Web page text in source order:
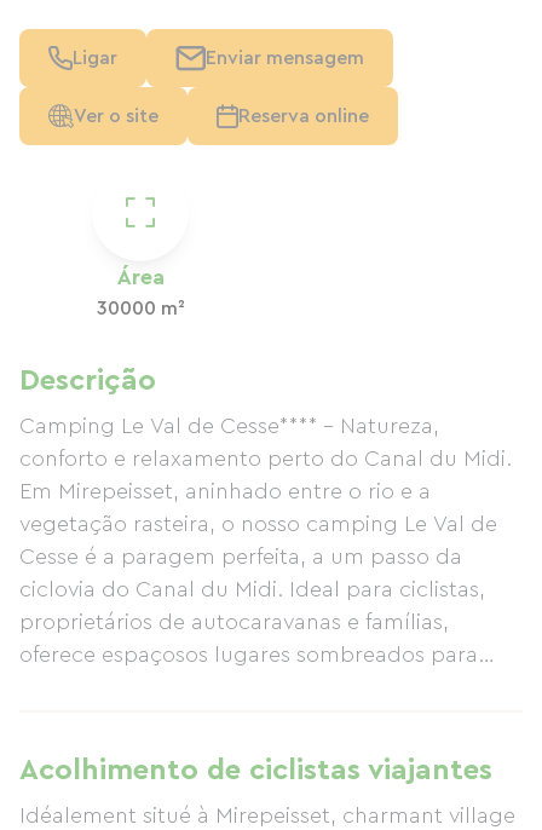
Área
30000 m²
Descrição
Camping Le Val de Cesse**** – Natureza,
conforto e relaxamento perto do Canal du Midi.
Em Mirepeisset, aninhado entre o rio e a
vegetação rasteira, o nosso camping Le Val de
Cesse é a paragem perfeita, a um passo da
ciclovia do Canal du Midi. Ideal para ciclistas,
proprietários de autocaravanas e famílias,
oferece espaçosos lugares sombreados para
necessários para autocaravanas e uma piscina
aquecida aberta de abril ao final de setembro.
Também poderá desfrutar do snack-bar aberto
Acolhimento de ciclistas viajantes
Idéalement situé à Mirepeisset, charmant village
Ligar Enviar mensagem
Ver o site Reserva online